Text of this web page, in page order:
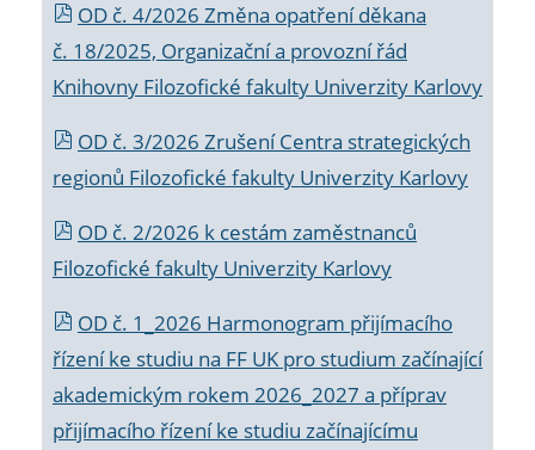
OD č. 4/2026 Změna opatření děkana
č. 18/2025, Organizační a provozní řád
Knihovny Filozofické fakulty Univerzity Karlovy
OD č. 3/2026 Zrušení Centra strategických
regionů Filozofické fakulty Univerzity Karlovy
OD č. 2/2026 k cestám zaměstnanců
Filozofické fakulty Univerzity Karlovy
OD č. 1_2026 Harmonogram přijímacího
řízení ke studiu na FF UK pro studium začínající
akademickým rokem 2026_2027 a příprav
přijímacího řízení ke studiu začínajícímu